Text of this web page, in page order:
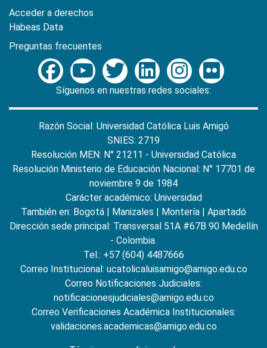
Acceder a derechos
Habeas Data
Preguntas frecuentes
Síguenos en nuestras redes sociales:
Razón Social: Universidad Católica Luis Amigó
SNIES: 2719
Resolución MEN: N° 21211 - Universidad Católica
Resolución Ministerio de Educación Nacional: N° 17701 de
noviembre 9 de 1984
Carácter académico: Universidad
También en: Bogotá | Manizales | Montería | Apartadó
Dirección sede principal: Transversal 51A #67B 90 Medellín
- Colombia.
Tel.: +57 (604) 4487666
Correo Institucional: ucatolicaluisamigo@amigo.edu.co
Correo Notificaciones Judiciales:
notificacionesjudiciales@amigo.edu.co
Correo Verificaciones Académica Institucionales:
validaciones.academicas@amigo.edu.co